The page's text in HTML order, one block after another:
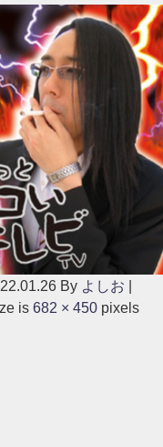
By よしお |
is 682 × 450 pixels